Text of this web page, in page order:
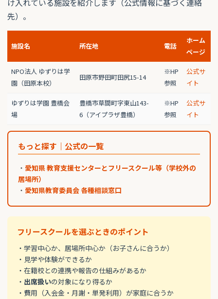
け入れている施設を紹介します（公式情報に基づく連絡
先）。
施設名 所在地 電話
ホーム
ページ
NPO法人 ゆずりは学
園（田原本校）
田原市野田町田尻15-14
※HP
参照
公式サ
イト
ゆずりは学園 豊橋会
場
豊橋市草間町字東山143-
6（アイプラザ豊橋）
※HP
参照
公式サ
イト
もっと探す｜公式の一覧
・ 愛知県 教育支援センターとフリースクール等（学校外の
居場所）
・ 愛知県教育委員会 各種相談窓口
フリースクールを選ぶときのポイント
・学習中心か、居場所中心か（お子さんに合うか）
・見学や体験ができるか
・在籍校との連携や報告の仕組みがあるか
・ 出席扱いの対象になり得るか
・費用（入会金・月謝・単発利用）が家庭に合うか